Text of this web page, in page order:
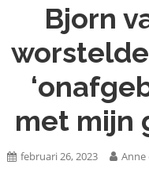
Bjorn
met mijn
februari 26, 2023 Anne